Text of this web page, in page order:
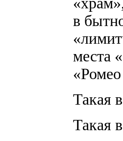
в
места
Такая
Такая